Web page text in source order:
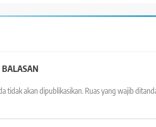
tidak akan dipublikasikan. Ruas yang wajib